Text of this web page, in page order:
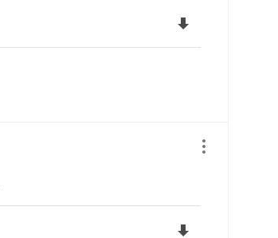
Ladda ned filen
Ladda ned filen
Visa/dölj